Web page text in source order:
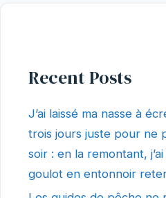
Recent Posts
J’ai laissé ma nasse à
trois jours juste pour ne
soir : en la remontant,
goulot en entonnoir